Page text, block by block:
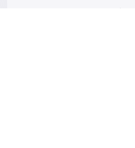
من نحن